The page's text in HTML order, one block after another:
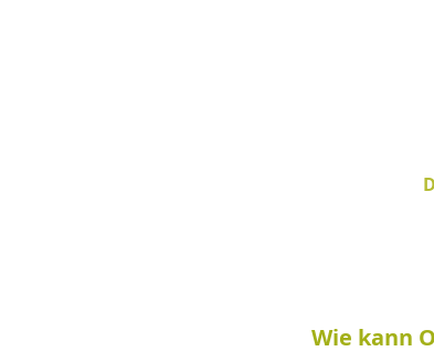
Wie kann